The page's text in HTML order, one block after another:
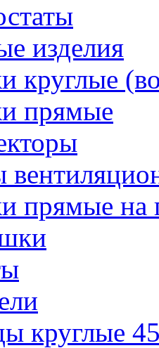
изделия
круглые
прямые
прямые на
круглые